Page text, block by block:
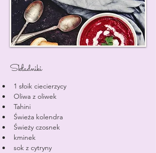
Składniki
1 słoik ciecierzycy
Oliwa z oliwek
Tahini
Świeża kolendra
Świeży czosnek
kminek
sok z cytryny